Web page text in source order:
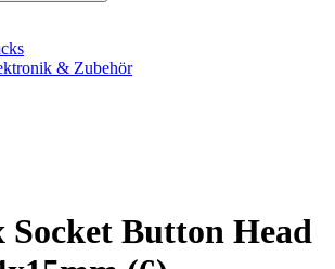
& Zubehör
Button Head